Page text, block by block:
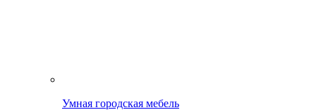
Умная городская мебель